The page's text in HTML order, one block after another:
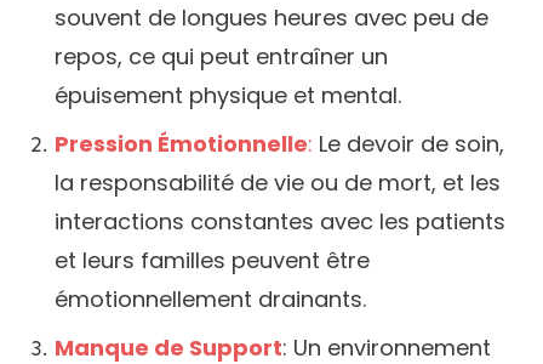
souvent de longues heures avec peu de
repos, ce qui peut entraîner un
épuisement physique et mental.
Pression Émotionnelle: Le devoir de soin,
la responsabilité de vie ou de mort, et les
interactions constantes avec les patients
et leurs familles peuvent être
émotionnellement drainants.
Manque de Support: Un environnement